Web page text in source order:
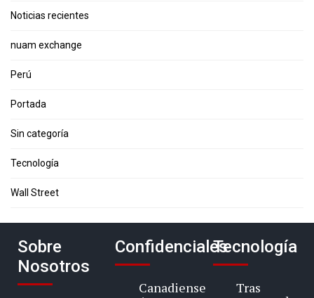
Noticias recientes
nuam exchange
Perú
Portada
Sin categoría
Tecnología
Wall Street
Sobre
Nosotros
Confidenciales
Canadiense
Tecnología
Tras